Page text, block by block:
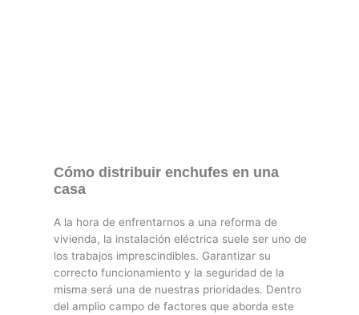
Cómo distribuir enchufes en una
casa
A la hora de enfrentarnos a una reforma de
vivienda, la instalación eléctrica suele ser uno de
los trabajos imprescindibles. Garantizar su
correcto funcionamiento y la seguridad de la
misma será una de nuestras prioridades. Dentro
del amplio campo de factores que aborda este